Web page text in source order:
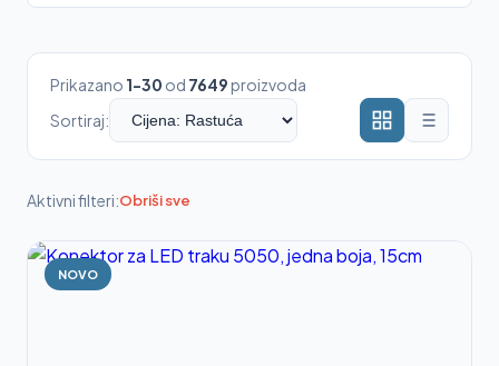
Prikazano 1-30 od 7649proizvoda
Sortiraj:
Aktivni filteri:Obriši sve
NOVO